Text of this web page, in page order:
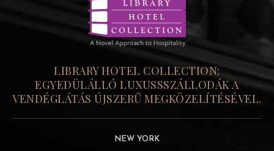
LIBRARY HOTEL COLLECTION:
EGYEDÜLÁLLÓ LUXUSSSZÁLLODÁK A
VENDÉGLÁTÁS ÚJSZERŰ MEGKÖZELÍTÉSÉVEL.
NEW YORK